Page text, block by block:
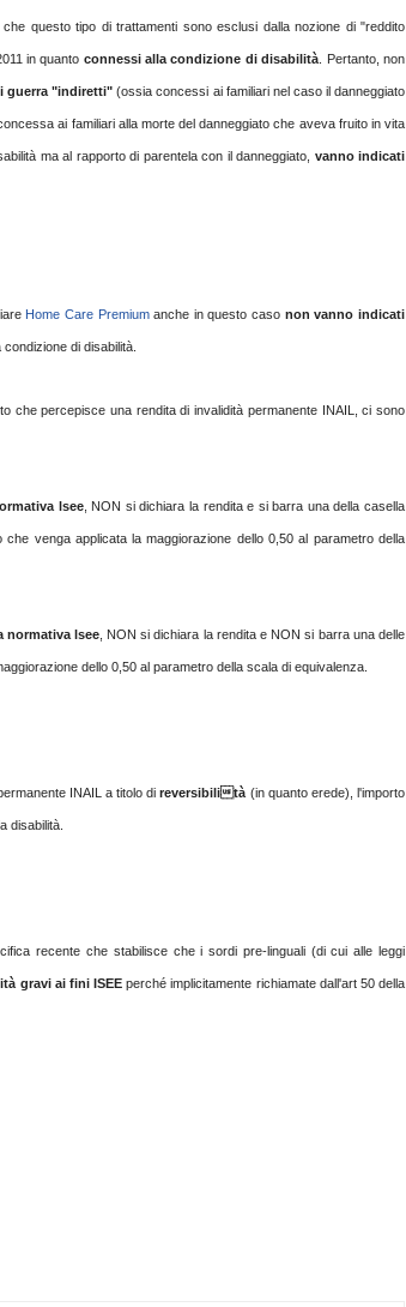
questo tipo di trattamenti sono esclusi dalla nozione di "reddito
in quanto connessi alla condizione di disabilità. Pertanto, non
guerra "indiretti"(ossia concessi ai familiari nel caso il danneggiato
ai familiari alla morte del danneggiato che aveva fruito in vita
ma al rapporto di parentela con il danneggiato, vanno indicati
Home Care Premiumanche in questo caso non vanno indicati
di disabilità.
che percepisce una rendita di invalidità permanente INAIL, ci sono
lsee, NON si dichiara la rendita e si barra una della casella
venga applicata la maggiorazione dello 0,50 al parametro della
normativa lsee, NON si dichiara la rendita e NON si barra una delle
dello 0,50 al parametro della scala di equivalenza.
INAIL a titolo direversibilità(in quanto erede), l'importo
disabilità.
recente che stabilisce che i sordi pre-linguali (di cui alle leggi
gravi ai fini ISEE perché implicitamente richiamate dall'art 50 della